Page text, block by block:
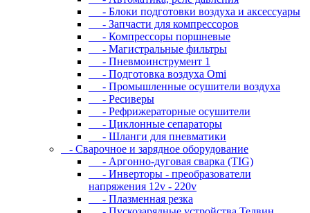
- Блоки подготовки воздуха и аксессуары
- Запчасти для компрессоров
- Компрессоры поршневые
- Магистральные фильтры
- Пневмоинструмент 1
- Подготовка воздуха Omi
- Промышленные осушители воздуха
- Ресиверы
- Рефрижераторные осушители
- Циклонные сепараторы
- Шланги для пневматики
- Cвapoчнoe и зарядное оборудование
- Аргонно-дуговая сварка (TIG)
- Инверторы - преобразователи
напряжения 12v - 220v
- Плазменная резка